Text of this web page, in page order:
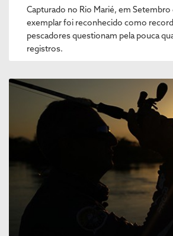
Capturado no Rio Marié, em Setembro
exemplar foi reconhecido como
pescadores questionam pela pouca
registros.